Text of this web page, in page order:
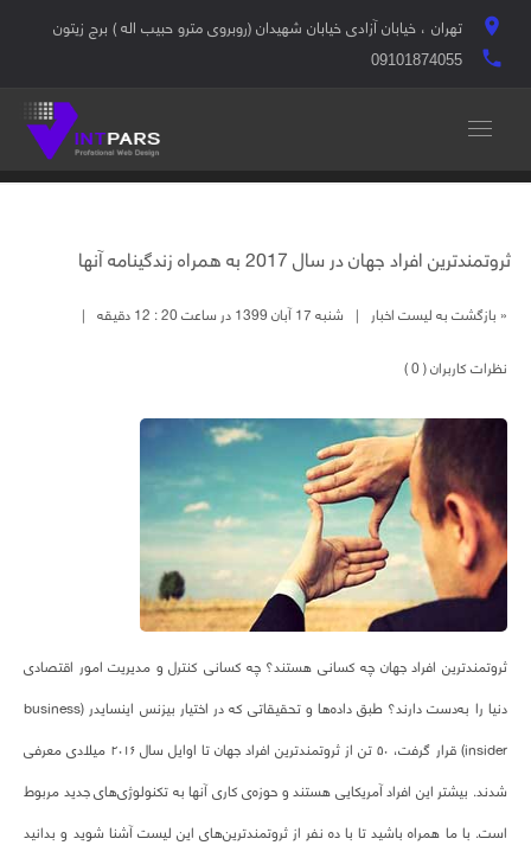
location_on تهران ، خیابان آزادی خیابان شهیدان (روبروی مترو حبیب اله ) برج زیتون
local_phone
09101874055
ثروتمندترین افراد جهان در سال 2017 به همراه زندگینامه آنها
« بازگشت به لیست اخبار | شنبه 17 آبان 1399 در ساعت 20 : 12 دقیقه
|
نظرات کاربران ( 0 )
ثروتمندترین افراد جهان چه کسانی هستند؟ چه کسانی کنترل و مدیریت امور اقتصادی
دنیا را به‌دست دارند؟ طبق داده‌ها و تحقیقاتی که در اختیار بیزنس اینسایدر (business
insider) قرار گرفت، ۵۰ تن از ثروتمندترین افراد جهان تا اوایل سال ۲۰۱۶ میلادی معرفی
شدند. بیشتر این افراد آمریکایی هستند و حوزه‌ی کاری آنها به تکنولوژی‌های جدید مربوط
است. با ما همراه باشید تا با ده نفر از ثروتمندترین‌های این لیست آشنا شوید و بدانید